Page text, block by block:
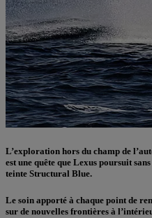
L’exploration hors du champ de
est une quête que Lexus poursuit
teinte Structural Blue.
Le soin apporté à chaque point de
sur de nouvelles frontières à